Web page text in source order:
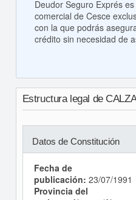
Deudor Seguro Exprés
comercial de Cesce
con la que podrás
crédito sin necesidad de
Estructura legal de
Datos de Constitución
Fecha de
publicación: 23/07/1991
Provincia del